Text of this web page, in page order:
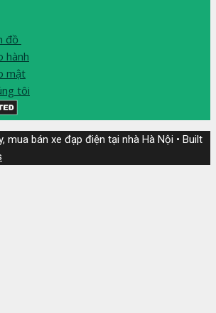
đồ
hành
mật
tôi
mua bán xe đạp điện tại nhà Hà Nội • Built